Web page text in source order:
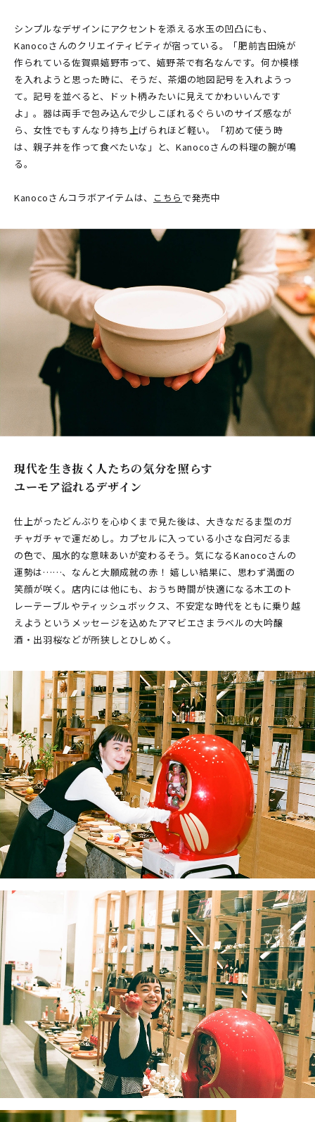
シンプルなデザインにアクセントを添える水玉の凹凸にも、
Kanocoさんのクリエイティビティが宿っている。「肥前吉田焼が
作られている佐賀県嬉野市って、嬉野茶で有名なんです。何か模様
を入れようと思った時に、そうだ、茶畑の地図記号を入れようっ
て。記号を並べると、ドット柄みたいに見えてかわいいんです
よ」。器は両手で包み込んで少しこぼれるぐらいのサイズ感なが
ら、女性でもすんなり持ち上げられほど軽い。「初めて使う時
は、親子丼を作って食べたいな」と、Kanocoさんの料理の腕が鳴
る。
Kanocoさんコラボアイテムは、 こちら で発売中
現代を生き抜く人たちの気分を照らす
ユーモア溢れるデザイン
仕上がったどんぶりを心ゆくまで見た後は、大きなだるま型のガ
チャガチャで運だめし。カプセルに入っている小さな白河だるま
の色で、風水的な意味あいが変わるそう。気になるKanocoさんの
運勢は……、なんと大願成就の赤！ 嬉しい結果に、思わず満面の
笑顔が咲く。店内には他にも、おうち時間が快適になる木工のト
レーテーブルやティッシュボックス、不安定な時代をともに乗り越
えようというメッセージを込めたアマビエさまラベルの大吟醸
酒・出羽桜などが所狭しとひしめく。